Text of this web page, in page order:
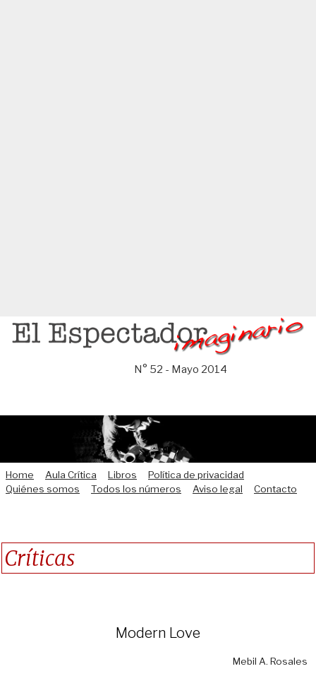
Saltar
N° 52 - Mayo 2014
Home Aula Crítica Libros
Política de privacidad
Quiénes somos
Todos los números Aviso legal Contacto
Críticas
Modern Love
Mebil A. Rosales